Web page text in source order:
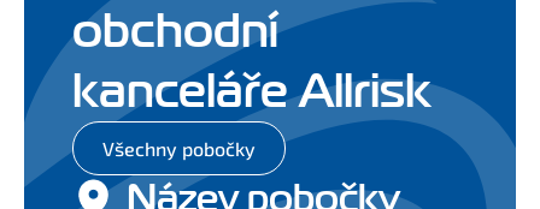
obchodní
kanceláře Allrisk
Všechny pobočky
Název pobočky